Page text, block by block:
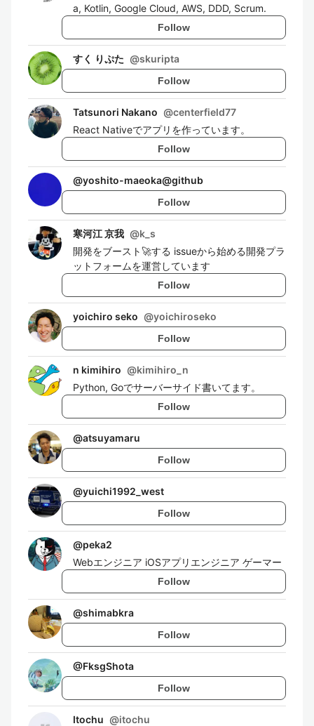
a, Kotlin, Google Cloud, AWS, DDD, Scrum.
Follow
すく りぷた @skuripta
Follow
Tatsunori Nakano @centerfield77
React Nativeでアプリを作っています。
Follow
@yoshito-maeoka@github
Follow
寒河江 京我 @k_s
開発をブースト🚀する issueから始める開発プラ
ットフォームを運営しています
Follow
yoichiro seko @yoichiroseko
Follow
n kimihiro @kimihiro_n
Python, Goでサーバーサイド書いてます。
Follow
@atsuyamaru
Follow
@yuichi1992_west
Follow
@peka2
Webエンジニア iOSアプリエンジニア ゲーマー
Follow
@shimabkra
Follow
@FksgShota
Follow
Itochu @itochu